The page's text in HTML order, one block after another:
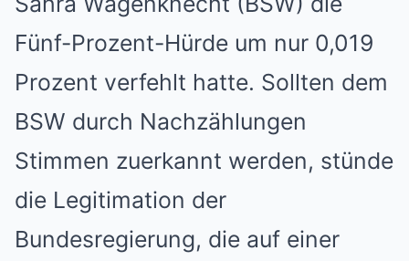
Fünf-Prozent-Hürde um nur 0,019
Prozent verfehlt hatte. Sollten dem
BSW durch Nachzählungen
Stimmen zuerkannt werden, stünde
die Legitimation der
Bundesregierung, die auf einer